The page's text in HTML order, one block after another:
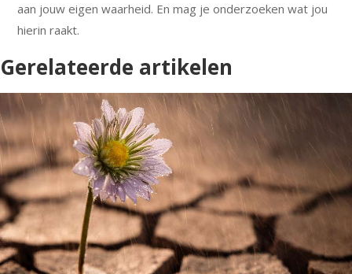
aan jouw eigen waarheid. En mag je onderzoeken wat jou
hierin raakt.
Gerelateerde artikelen